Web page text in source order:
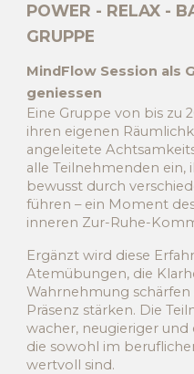
POWER - RELAX -
GRUPPE
MindFlow Session als
geniessen
Eine Gruppe von bis zu
ihren eigenen
angeleitete
alle Teilnehmenden
bewusst durch
führen – ein Moment
inneren Zur-Ruhe-
Ergänzt wird diese
Atemübungen, die
Wahrnehmung
Präsenz stärken. Die
wacher, neugieriger
die sowohl im
wertvoll sind.